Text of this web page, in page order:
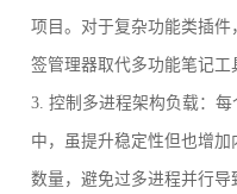
项目。对于复杂功能类插
签管理器取代多功能笔记工
3. 控制多进程架构负载：
中，虽提升稳定性但也增
数量，避免过多进程并行